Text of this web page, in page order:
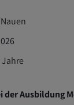
Jahre
der Ausbildung